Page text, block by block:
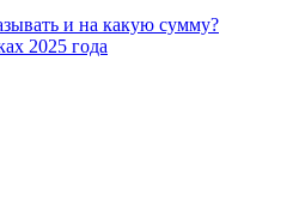
и на какую сумму?
2025 года